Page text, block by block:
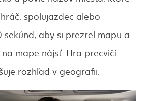
spolujazdec alebo
sekúnd, aby si prezrel mapu a
mape nájsť. Hra precvičí
rozhľad v geografii.